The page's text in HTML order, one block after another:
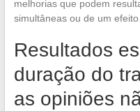
melhorias que podem
simultâneas ou de um
Resultados
duração do
as opiniões